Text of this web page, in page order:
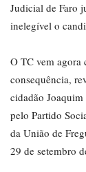
Judicial de Faro
inelegível o
O TC vem agora
consequência,
cidadão
pelo Partido
da União de
29 de setembro